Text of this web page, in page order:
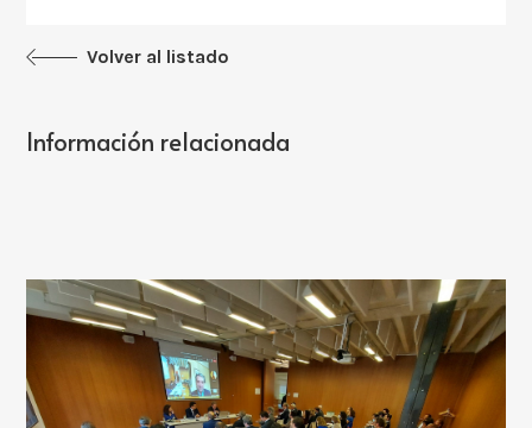
Volver al listado
Información relacionada